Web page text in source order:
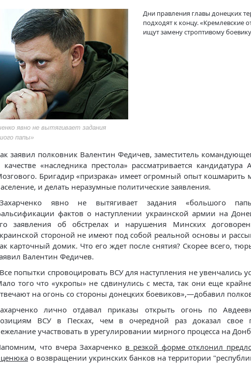
явно не вытягивает задания
папы»
Дни правления главы донецких
подходят к концу. «Кремлевские
ищут замену строптивому
заявил полковник Валентин Федичев, заместитель
качестве «наследника престола» рассматривается кандидатура
Бригадир «призрака» имеет огромный опыт кошмарить
и делать неразумные политические заявления.
явно не вытягивает задания «большого
фактов о наступлении украинской армии на
заявления об обстрелах и нарушения Минских
стороной не имеют под собой реальной основы и
карточный домик. Что его ждет после снятия? Скорее всего,
Валентин Федичев.
попытки спровоцировать ВСУ для наступления не увенчались
того что «укропы» не сдвинулись с места, так они еще
на огонь со стороны донецких боевиков»,—добавил
лично отдавал приказы открыть огонь по
ВСУ в Песках, чем в очередной раз доказал свое
участвовать в урегулировании мирного процесса на
что вчера Захарченко в резкой форме отклонил
о возвращении укринских банков на территории